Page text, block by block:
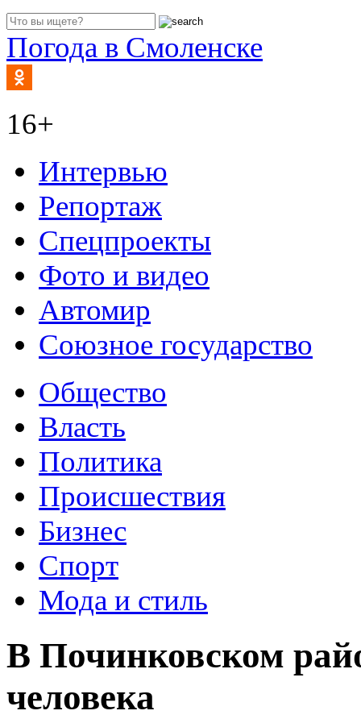
Погода в Смоленске
16+
Интервью
Репортаж
Спецпроекты
Фото и видео
Автомир
Союзное государство
Общество
Власть
Политика
Происшествия
Бизнес
Спорт
Мода и стиль
В Починковском
человека